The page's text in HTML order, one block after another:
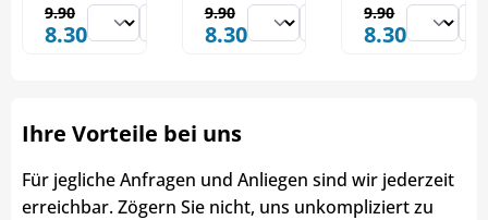
8.30
9.90
8.30
9.90
8.30
9.90
Ihre Vorteile bei uns
Für jegliche Anfragen und Anliegen sind wir jederzeit
erreichbar. Zögern Sie nicht, uns unkompliziert zu